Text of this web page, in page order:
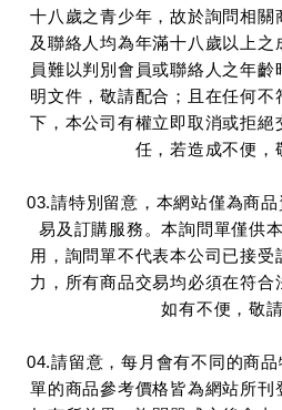
十八歲之青少年，故於詢問相關
及聯絡人均為年滿十八歲以上之
員難以判別會員或聯絡人之年
明文件，敬請配合；且在任何不
下，本公司有權立即取消或拒絕
任，若造成不便，
03.請特別留意，本網站僅為商
易及訂購服務。本詢問單僅供
用，詢問單不代表本公司已接
力，所有商品交易均必須在符合
如有不便，敬請
04.請留意，每月會有不同的商
單的商品參考價格皆為網站所刊